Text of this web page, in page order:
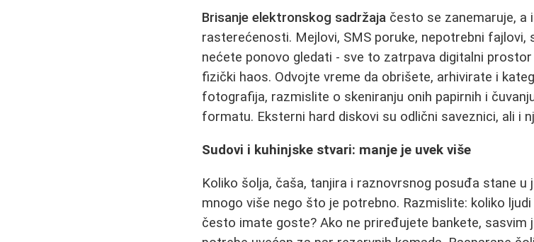
Brisanje elektronskog sadržaja često se zanemaruje, a
rasterećenosti. Mejlovi, SMS poruke, nepotrebni fajlovi,
nećete ponovo gledati - sve to zatrpava digitalni
fizički haos. Odvojte vreme da obrišete, arhivirate i
fotografija, razmislite o skeniranju onih papirnih i
formatu. Eksterni hard diskovi su odlični saveznici, ali i
Sudovi i kuhinjske stvari: manje je uvek više
Koliko šolja, čaša, tanjira i raznovrsnog posuđa stane u
mnogo više nego što je potrebno. Razmislite: koliko
često imate goste? Ako ne priređujete bankete, sasvim